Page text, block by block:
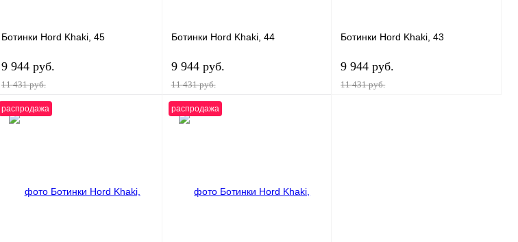
Ботинки Hord Khaki, 45
9 944 руб.
11 431 руб.
наличии
Ботинки Hord Khaki, 44
9 944 руб.
11 431 руб.
наличии
Ботинки Hord Khaki, 43
9 944 руб.
11 431 руб.
распродажа распродажа